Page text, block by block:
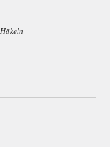
Häkeln